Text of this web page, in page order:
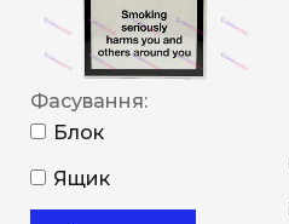
Фасування:
Блок
Ящик